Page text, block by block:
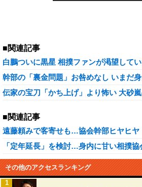
■関連記事
白鵬ついに黒星 相撲ファンが渇望して
幹部の「裏金問題」お咎めなし いまだ
伝家の宝刀「かち上げ」より怖い 大砂
■関連記事
遠藤頼みで客寄せも…協会幹部ヒヤヒヤ
「定年延長」を検討…身内に甘い相撲
その他のアクセスランキング
1